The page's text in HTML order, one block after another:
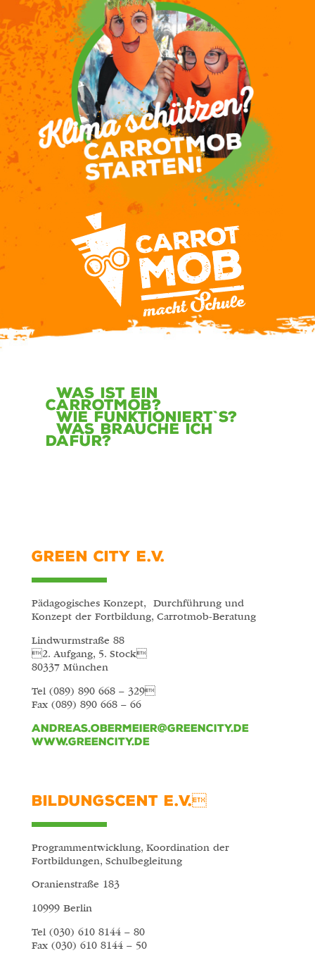
Was ist ein
CarrotMob?
Wie funktioniert`s?
Was brauche ich
dafür?
GREEN CITY E.V.
Pädagogisches Konzept, Durchführung und
Konzept der Fortbildung, Carrotmob-Beratung
Lindwurmstraße 88
2. Aufgang, 5. Stock
80337 München
Tel (089) 890 668 – 329
Fax (089) 890 668 – 66
andreas.obermeier@greencity.de
www.greencity.de
BILDUNGSCENT E.V.
Programmentwicklung, Koordination der
Fortbildungen, Schulbegleitung
Oranienstraße 183
10999 Berlin
Tel (030) 610 8144 – 80
Fax (030) 610 8144 – 50